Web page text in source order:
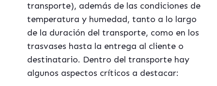
transporte), además de las condiciones de
temperatura y humedad, tanto a lo largo
de la duración del transporte, como en los
trasvases hasta la entrega al cliente o
destinatario. Dentro del transporte hay
algunos aspectos críticos a destacar: